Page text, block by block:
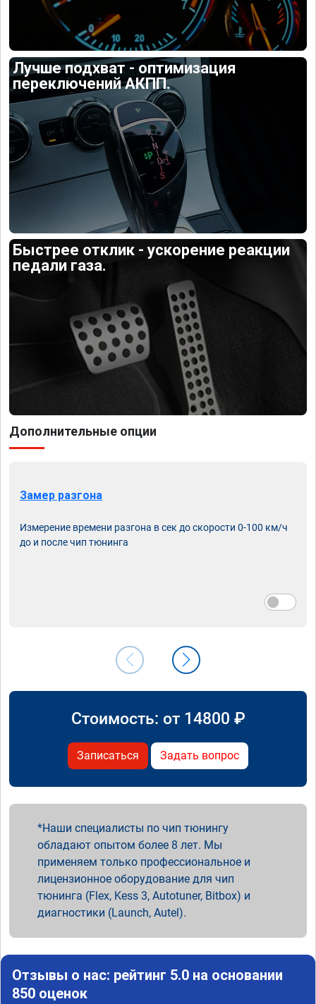
Лучше подхват - оптимизация
переключений АКПП.
Быстрее отклик - ускорение реакции
педали газа.
Дополнительные опции
Замер разгона
Измерение времени разгона в сек до скорости 0-100 км/ч
до и после чип тюнинга
Стоимость: от 14800 ₽
Записаться Задать вопрос
Наши специалисты по чип тюнингу
обладают опытом более 8 лет. Мы
применяем только профессиональное и
лицензионное оборудование для чип
тюнинга (Flex, Kess 3, Autotuner, Bitbox) и
диагностики (Launch, Autel).
Отзывы о нас: рейтинг 5.0 на основании
850 оценок